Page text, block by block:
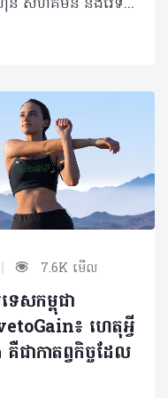
(ភ្នំពេញ)៖ Herbalife ដែលជាក្រុមហ៊ុន សហគមន៍ និងវេទិកាភ្ជាប់ទំនាក់ទំនង លំដាប់ថ្នាក់ពិភពលោក ផ្នែកសុខភាព និងសុខុមាលភាពបានចែករំលែកអំពី ការប្រកាសអំពីកិច្ចព្រមព្រៀងក្នុងការទិញយកទ្រព្យសម្បត្តិមួយចំនួនពីក្រុមហ៊ុន Bioniq ដែលជាក្រុមហ៊ុនអាហារូបត្ថម្ភផ្ទាល់ខ្លួន ដែលមានមូលដ្ឋាននៅចក្រភពអង់គ្លេស។ ប្រតិបត្តិការនេះនឹងជម្រុញ Herbalife ឱ្យឈានទៅមុខមួយកម្រិតទៀត ក្នុងនាមជាក្រុមហ៊ុនសុខភាព និងសុខុមាលភាពដែលផ្អែកលើបច្ចេកវិទ្យា និងទិន្នន័យ។ លោក Stephan Gratziani នាយកប្រតិបត្តិក្រុមហ៊ុន Herbalife បានមានប្រសាសន៍ថា៖ “សុខភាព និងសុខុមាលភាព គឺកាន់តែមានលក្ខណៈផ្ទាល់ខ្លួន និងផ្អែកលើទិន្នន័យព័ត៌មាន។ តាមរយៈការបញ្ចូលបច្ចេកវិទ្យាអាហារូបត្ថម្ភផ្ទាល់ខ្លួនរបស់ Bioniq ជាមួយ Pro2col តាមរយៈបណ្តាញចែកចាយទូទាំងពិភពលោករបស់យើង គឺយើងកំពុងពង្រីកវិសាលភាពក្នុងការផ្តល់ជូននូវសុខុមាលភាពផ្ទាល់ខ្លួនក្នុងកម្រិតដ៏ធំធេងមួយ”។ Bioniq បង្កើតរូបមន្តអាហារូបត្ថម្ភផ្ទាល់ខ្លួនដោយប្រើប្រាស់បច្ចេកវិទ្យា ព័ត៌មានសុខភាពបុគ្គល និងមូលដ្ឋានទិន្នន័យជីវសញ្ញាផ្ទាល់ខ្លួន។ រូបមន្តអាហារូបត្ថម្ភរបស់ Bioniq ត្រូវបានរចនាឡើងសម្រាប់បុគ្គលជាច្រើនប្រភេទ ចាប់ពីអ្នកប្រើប្រាស់ទូទៅ រហូតដល់អត្តពលិកលំដាប់ពិភពលោក រួមទាំងលោក Cristiano Ronaldo ផងដែរ។ Bioniq នឹងមកបំពេញបន្ថែមលើ Pro2col និង Link BioSciences ដែលត្រូវបានទិញយកក្នុងគ្រាមុនដោយ Herbalife។ ការទិញយកទ្រព្យសម្បត្តិរបស់ Bioniq អនុញ្ញាតឱ្យ Herbalife អាចផ្តល់ជូននូវអាហារូបត្ថម្ភផ្ទាល់ខ្លួនកាន់តែទូលំទូលាយ និងបានកាន់តែច្រើនទម្រង់ជាងមុន។ ការរួមបញ្ចូលគ្នានៃបច្ចេកវិទ្យារបស់ Bioniq ជាមួយនឹងជំនាញផលិតកម្មរបស់ Herbalife នឹងអនុញ្ញាតឱ្យក្រុមហ៊ុនពង្រីកអាហាររូបត្ថម្ភបានក្នុងកម្រិតកាន់តែធំ និងកាន់តែលឿនរហ័ស។ លោក Vadim Fedotov ស្ថាបនិក និងជាប្រធានក្រុមហ៊ុន Bioniq បានមានប្រសាសន៍ថា៖ «ខ្ញុំបានបង្កើត Bioniq ក្នុងឆ្នាំ ២០១៩ ជាមួយនឹងចក្ខុវិស័យក្នុងការជួយមនុស្សដើម្បីធ្វើឱ្យសុខុមាលភាពរបស់ពួកគេកាន់តែប្រសើរ តាមរយៈវិធីសាស្ត្រអាហារូបត្ថម្ភ ដែលផ្អែកលើវិទ្យាសាស្ត្រ ដែលរួមបញ្ចូលទិន្នន័យជីវសញ្ញា និងរបៀបរស់នៅរបស់បុគ្គលផ្ទាល់ខ្លួន។ខ្ញុំរីករាយដែលបានចូលរួមជាមួយ Herbalife រួមជាមួយនឹងបណ្តាញចែកចាយទូទាំងពិភពលោក និងការប្តេជ្ញាចិត្តក្នុងការលើកកម្ពស់សុខុមាលភាពក្នុងកម្រិតជាសកលរបស់ Herbalife»។ លោក Cristiano Ronaldo ដែលជាដៃគូរបស់ Herbalife និងជាម្ចាស់ភាគហ៊ុនម្នាក់របស់ Bioniq ផងនោះ គាំទ្រយ៉ាងពេញទំហឹងនូវគោលដៅរបស់ Herbalife ក្នុងការនាំយកអាហាររូបត្តម្ភដែលរៀបចំតាមតម្រូវការបុគ្គល ទៅកាន់មនុស្សកាន់តែច្រើននៅទូទាំងពិភពលោក តាមរយៈបណ្តាញអ្នកចែកចាយឯករាជ្យដែលមានស្រាប់។ លោក Cristiano Ronaldo បានមានប្រសាសន៍ថា៖ “ពេញមួយអាជីពរបស់ខ្ញុំ ជីវមាត្រ (biometrics) និងអាហាររូបត្តម្ភផ្ទាល់ខ្លួន គឺជាចំណុចស្នូលក្នុងការជួយឱ្យខ្ញុំអាចធ្វើសកម្មភាព និងប្រកួតប្រជែងក្នុងកម្រិតខ្ពស់បំផុតមួយបាន។ ក្នុងនាមជាអ្នកប្រើប្រាស់ Herbalife និង Bioniq ផ្ទាល់ជាច្រើនឆ្នាំមកនេះ ខ្ញុំយល់ច្បាស់ថាការប្រើប្រាស់អាហារូបត្ថម្ភដែលរៀបចំឱ្យត្រូវតាមតម្រូវការជាក់ស្តែង ពិតជាមានសារៈសំខាន់ណាស់ក្នុងការជួយឱ្យរាងកាយ និងសមត្ថភាពរបស់ខ្ញុំអាចឡើងទៅដល់កម្រិតខ្ពស់បាន។ ខ្ញុំពិតជារីករាយណាស់ដែលបានឃើញ Bioniq ក្លាយជាផ្នែកមួយនៃវិសាលភាពដ៏ធំធេងរបស់ Herbalife ក្នុងការជម្រុញអោយមនុស្សបានយល់ដឹងអំពីអាហារូបត្ថម្ភក៏ដូចជាសុខមាលភាពផ្ទាល់ខ្លួន”។ ប្រតិបត្តិការនេះត្រូវបានរំពឹងថានឹងបញ្ចប់នៅក្នុងត្រីមាសទីពីរនៃឆ្នាំ២០២៦បន្ទាប់ពីឆ្លងកាត់ការត្រួតពិនិត្យតាមច្បាប់ និងលក្ខខណ្ឌផ្សេងៗរួចរាល់។តម្លៃសរុបនៃការទិញមានចំនួន ៥៥ លានដុល្លារ ហើយនឹងត្រូវបង់ក្នុងរយៈពេល ៥ ឆ្នាំ ដោយទូទាត់ដំបូងចំនួន ១០ លានដុល្លារនៅពេលបញ្ចប់កិច្ចសន្យា។ ក្រៅពីនេះ ក្រុមហ៊ុនក៏នឹងបន្ថែមទឹកប្រាក់រហូតដល់ ៩៥ លានដុល្លារទៀតផងដែរ ប្រសិនបើអាជីវកម្មនេះសម្រេចបានលទ្ធផលល្អទៅតាមគោលដៅនាពេលខាងមុខ។ ជាផ្នែកមួយនៃប្រតិបត្តិការនេះ Herbalife ក៏ទទួលបានសិទ្ធិទិញយក (call option) ក្រុមហ៊ុន Bioniq LAB ដែលជាបណ្តាញដាច់ដោយឡែកមួយផ្តោតលើម៉ូលេគុលតូចៗ និង peptides។ ជម្រើសនេះជួយឱ្យក្រុមហ៊ុនមានភាពបត់បែនក្នុងការសិក្សាពីឱកាសថ្មីៗក្នុងវិស័យនេះ ប្រកបដោយសុក្រិតភាព និងការប្រើប្រាស់ដើមទុនដោយមានប្រសិទ្ធភាព។ ផលិតផល Bioniq អាចរំពឹងថានឹងមាននៅចុងឆ្នាំ២០២៦នេះ តាមរយៈអ្នកចែកចាយឯករាជ្យ Herbalife ក្នុងប្រទេសមួយចំនួនក្នុងតំបន់អឺរ៉ុប និងសហរដ្ឋអាមេរិក ហើយទីផ្សារបន្ថែមទៀតនឹងមានជាបន្តបន្ទាប់នាពេលខាងមុខ។ អំពី Bioniq Bioniq ចាប់ផ្តើមដំណើរការក្នុងឆ្នាំ២០១៩ នៅទីក្រុងឡុងដ៍ ចក្រភពអង់គ្លេស ជាក្រុមហ៊ុនឈានមុខគេក្នុងការផ្តល់អាហារូបត្ថម្ភផ្ទាល់ខ្លួន ផ្អែកលើកម្រងសំណួរផ្ទាល់ខ្លួន និងទិន្នន័យដែលទទួលបានតាមរយៈការធ្វើតេស្តឈាមដោយផ្ទាល់។ Bioniq ផ្ដល់សេវាកម្មដឹកជញ្ជូនទូទាំងសកលលោក និងមានទិន្នន័យព័ត៌មានអាហារូបត្ថម្ភដ៏ធំសម្បើម ជួយឱ្យក្រុមហ៊ុនបង្កើតរូបមន្តអាហារូបត្ថម្ភផ្ទាល់ខ្លួនដល់មនុស្សរាប់សែននាក់ដោយកំណត់យកតែសារធាតុចិញ្ចឹម និងកម្រិតប្រើប្រាស់ណាដែលរាងកាយរបស់បុគ្គលម្នាក់ៗកំពុងខ្វះខាតពិតប្រាកដ។ សម្រាប់ព័ត៌មានបន្ថែម សូមចូលទៅកាន់៖ https://www.bioniq.com/ ។ អំពីក្រុមហ៊ុន Herbalife ក្រុមហ៊ុន Herbalife (NYSE: HLF) គឺជាក្រុមហ៊ុនសុខភាព និងសុខុមាលភាពឈានមុខគេ និងជាសហគមន៍ដែលកំពុងផ្លាស់ប្តូរជីវិតរបស់មនុស្សជាមួយនឹងផលិតផលអាហារូបត្ថម្ភដ៏អស្ចារ្យ និងជាឱកាសអាជីវកម្មសម្រាប់សមាជិកឯករាជ្យ​របស់ខ្លួនចាប់តាំងពីឆ្នាំ 1980។ ក្រុមហ៊ុនផ្តល់ជូននូវផលិតផលដែលគាំទ្រដោយវិទ្យាសាស្រ្តដល់អ្នកប្រើប្រាស់នៅក្នុងទីផ្សារជាង 90។ តាមរយៈសមាជិកឯករាជ្យដែលផ្តល់ជូននូវការបណ្តុះបណ្តាលមួយទល់មួយ និងផ្តល់ការគាំទ្រសហគមន៍ដោយបំផុសគំនិតឱ្យអតិថិជនប្រកាន់ខ្ជាប់នូវរបៀបរស់នៅដែលមានភាពសកម្ម។
| 7.6K មើល
សកម្ពុជា
៖ ហេតុអ្វី
ជាកាតព្វកិច្ចដែល